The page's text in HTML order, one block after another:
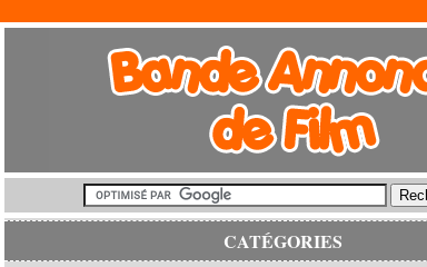
CATÉGORIES